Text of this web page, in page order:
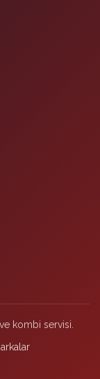
kombi servisi.